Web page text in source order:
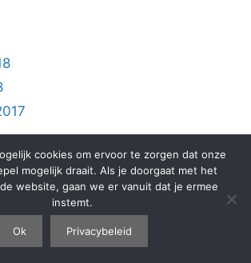
maakt van onze website, ons privacybeleid
cookies om ervoor te zorgen dat onze
mogelijk draait. Als je doorgaat met het
website, gaan we er vanuit dat je ermee
instemt.
Ok Privacybeleid